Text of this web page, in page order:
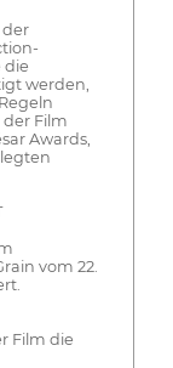
die
werden,
Film
Awards,
vom 22.
Film die